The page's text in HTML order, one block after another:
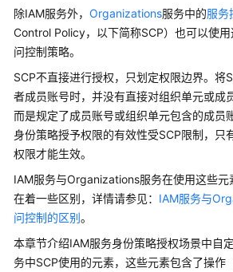
说
明
快
速
入
用
户
指
南
除IAM服务外， Organizations服务中的服务
Control Policy，以下简称SCP）也可以使
问控制策略。
SCP不直接进行授权，只划定权限边界。将
者成员账号时，并没有直接对组织单元或成
而是规定了成员账号或组织单元包含的成员
身份策略授予权限的有效性受SCP限制，只
权限才能生效。
IAM服务与Organizations服务在使用这些元
在着一些区别，详情请参见： IAM服务与
问控制的区别。
本章节介绍IAM服务身份策略授权场景中自
务中SCP使用的元素，这些元素包含了操作